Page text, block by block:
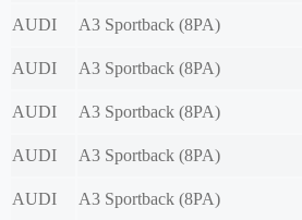
AUDI
A3 Sportback (8PA)
AUDI
A3 Sportback (8PA)
AUDI
A3 Sportback (8PA)
AUDI
A3 Sportback (8PA)
AUDI
A3 Sportback (8PA)